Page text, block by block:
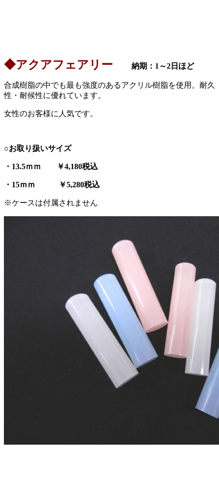
◆アクアフェアリー 納期：1～2日ほど
合成樹脂の中でも最も強度のあるアクリル樹脂を使用。耐久
性・耐候性に優れています。
女性のお客様に人気です。
○お取り扱いサイズ
・13.5ｍｍ ￥4,180税込
・15ｍｍ ￥5,280税込
※ケースは付属されません